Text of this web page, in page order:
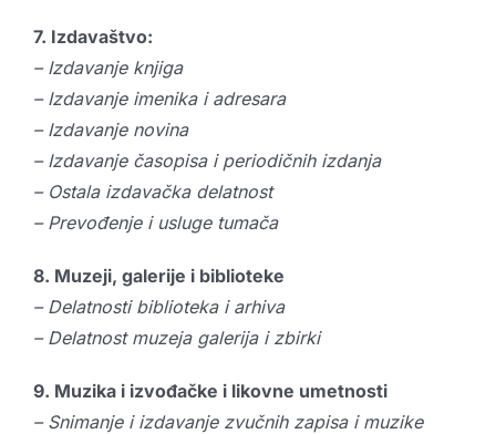
7. Izdavaštvo:
– Izdavanje knjiga
– Izdavanje imenika i adresara
– Izdavanje novina
– Izdavanje časopisa i periodičnih izdanja
– Ostala izdavačka delatnost
– Prevođenje i usluge tumača
8. Muzeji, galerije i biblioteke
– Delatnosti biblioteka i arhiva
– Delatnost muzeja galerija i zbirki
9. Muzika i izvođačke i likovne umetnosti
– Snimanje i izdavanje zvučnih zapisa i muzike